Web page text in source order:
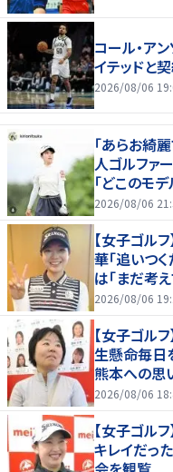
コール・ア
イテッドと
2026/08/06
「あらお綺
人ゴルファ
「どこのモ
2026/08/06
【女子ゴル
華「追いつ
は「まだ考
2026/08/06
【女子ゴル
生懸命毎日
熊本への思
2026/08/06
【女子ゴル
キレイだっ